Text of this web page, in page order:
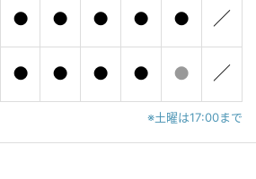
● ● ● ● ● ／
● ● ● ● ● ／
※土曜は17:00まで